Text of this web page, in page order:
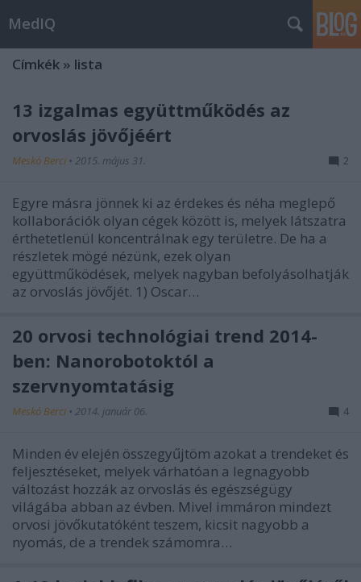
MedIQ
Címkék » lista
13 izgalmas együttműködés az
orvoslás jövőjéért
Meskó Berci • 2015. május 31. 2
Egyre másra jönnek ki az érdekes és néha meglepő
kollaborációk olyan cégek között is, melyek látszatra
érthetetlenül koncentrálnak egy területre. De ha a
részletek mögé nézünk, ezek olyan
együttműködések, melyek nagyban befolyásolhatják
az orvoslás jövőjét. 1) Oscar…
20 orvosi technológiai trend 2014-
ben: Nanorobotoktól a
szervnyomtatásig
Meskó Berci • 2014. január 06. 4
Minden év elején összegyűjtöm azokat a trendeket és
feljesztéseket, melyek várhatóan a legnagyobb
változást hozzák az orvoslás és egészségügy
világába abban az évben. Mivel immáron mindezt
orvosi jövőkutatóként teszem, kicsit nagyobb a
nyomás, de a trendek számomra…